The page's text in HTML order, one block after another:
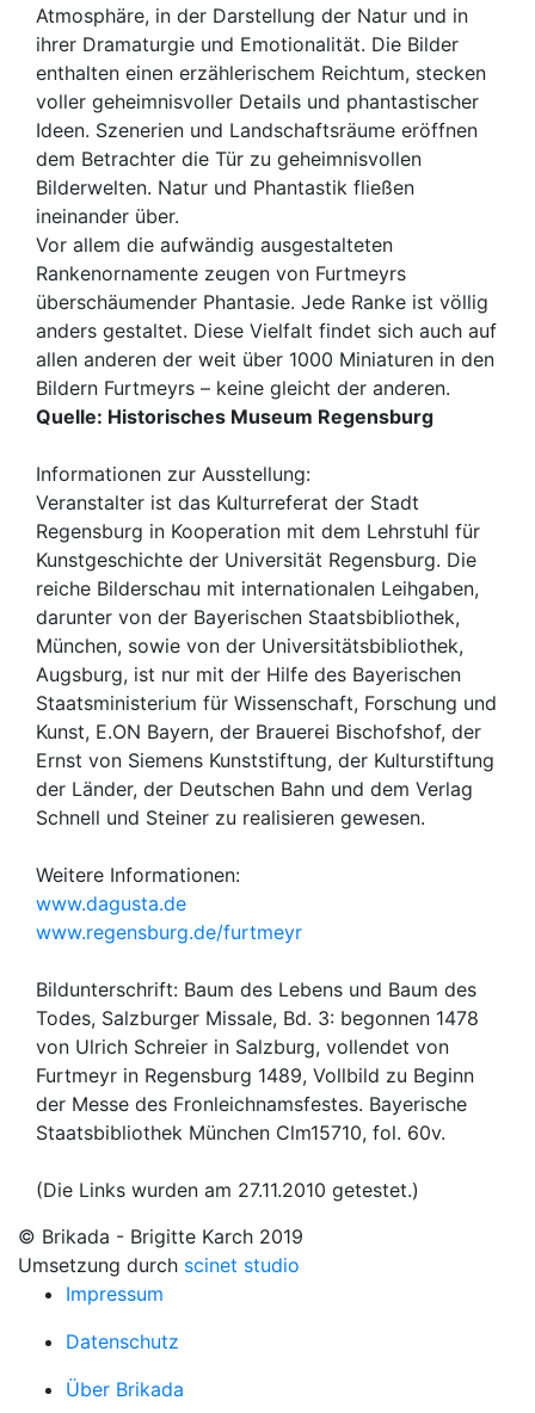
Atmosphäre, in der Darstellung der Natur und in
ihrer Dramaturgie und Emotionalität. Die Bilder
enthalten einen erzählerischem Reichtum, stecken
voller geheimnisvoller Details und phantastischer
Ideen. Szenerien und Landschaftsräume eröffnen
dem Betrachter die Tür zu geheimnisvollen
Bilderwelten. Natur und Phantastik fließen
ineinander über.
Vor allem die aufwändig ausgestalteten
Rankenornamente zeugen von Furtmeyrs
überschäumender Phantasie. Jede Ranke ist völlig
anders gestaltet. Diese Vielfalt findet sich auch auf
allen anderen der weit über 1000 Miniaturen in den
Bildern Furtmeyrs – keine gleicht der anderen.
Quelle: Historisches Museum Regensburg
Informationen zur Ausstellung:
Veranstalter ist das Kulturreferat der Stadt
Regensburg in Kooperation mit dem Lehrstuhl für
Kunstgeschichte der Universität Regensburg. Die
reiche Bilderschau mit internationalen Leihgaben,
darunter von der Bayerischen Staatsbibliothek,
München, sowie von der Universitätsbibliothek,
Augsburg, ist nur mit der Hilfe des Bayerischen
Staatsministerium für Wissenschaft, Forschung und
Kunst, E.ON Bayern, der Brauerei Bischofshof, der
Ernst von Siemens Kunststiftung, der Kulturstiftung
der Länder, der Deutschen Bahn und dem Verlag
Schnell und Steiner zu realisieren gewesen.
Weitere Informationen:
www.dagusta.de
www.regensburg.de/furtmeyr
Bildunterschrift: Baum des Lebens und Baum des
Todes, Salzburger Missale, Bd. 3: begonnen 1478
von Ulrich Schreier in Salzburg, vollendet von
Furtmeyr in Regensburg 1489, Vollbild zu Beginn
der Messe des Fronleichnamsfestes. Bayerische
Staatsbibliothek München Clm15710, fol. 60v.
(Die Links wurden am 27.11.2010 getestet.)
© Brikada - Brigitte Karch 2019
Umsetzung durch scinet studio
Impressum
Datenschutz
Über Brikada